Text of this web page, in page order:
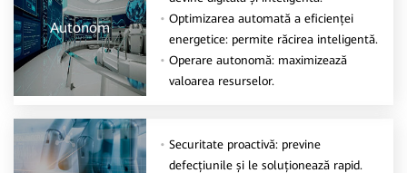
Optimizarea automată a eficienței
energetice: permite răcirea inteligentă.
Operare autonomă: maximizează
valoarea resurselor.
Autonom
Securitate proactivă: previne
defecțiunile și le soluționează rapid.